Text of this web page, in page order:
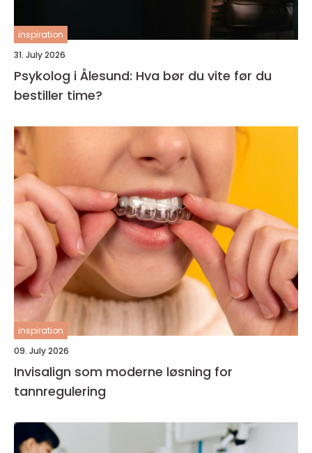
inspiration
31. July 2026
Psykolog i Ålesund: Hva bør du vite før du
bestiller time?
inspiration
09. July 2026
Invisalign som moderne løsning for
tannregulering